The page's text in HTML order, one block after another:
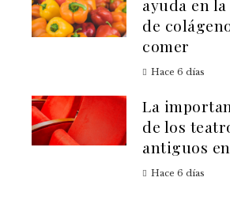
ayuda en
de
comer
Hace 6 días
La
de los
antiguos
Hace 6 días